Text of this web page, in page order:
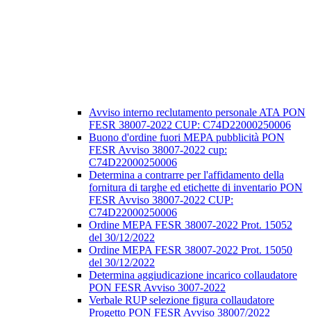
Avviso interno reclutamento personale ATA PON
FESR 38007-2022 CUP: C74D22000250006
Buono d'ordine fuori MEPA pubblicità PON
FESR Avviso 38007-2022 cup:
C74D22000250006
Determina a contrarre per l'affidamento della
fornitura di targhe ed etichette di inventario PON
FESR Avviso 38007-2022 CUP:
C74D22000250006
Ordine MEPA FESR 38007-2022 Prot. 15052
del 30/12/2022
Ordine MEPA FESR 38007-2022 Prot. 15050
del 30/12/2022
Determina aggiudicazione incarico collaudatore
PON FESR Avviso 3007-2022
Verbale RUP selezione figura collaudatore
Progetto PON FESR Avviso 38007/2022